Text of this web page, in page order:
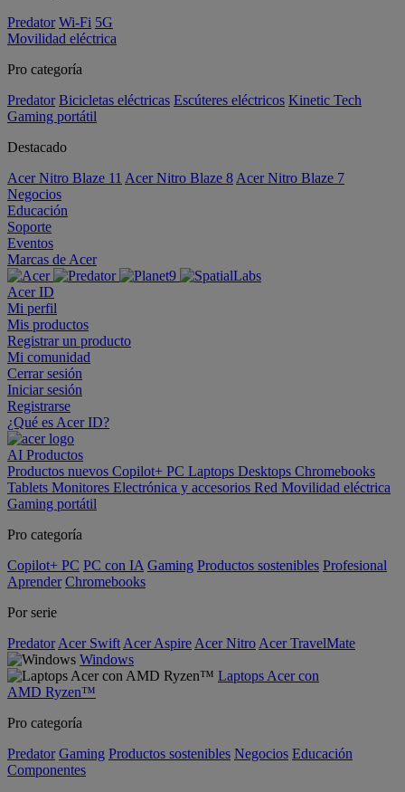
Predator Wi-Fi 5G
Movilidad eléctrica
Pro categoría
Predator Bicicletas eléctricas Escúteres eléctricos Kinetic Tech
Gaming portátil
Destacado
Acer Nitro Blaze 11 Acer Nitro Blaze 8 Acer Nitro Blaze 7
Negocios
Educación
Soporte
Eventos
Marcas de Acer
Acer ID
Mi perfil
Mis productos
Registrar un producto
Mi comunidad
Cerrar sesión
Iniciar sesión
Registrarse
¿Qué es Acer ID?
AI Productos
Productos nuevos Copilot+ PC Laptops Desktops Chromebooks
Tablets Monitores Electrónica y accesorios Red Movilidad eléctrica
Gaming portátil
Pro categoría
Copilot+ PC PC con IA Gaming Productos sostenibles Profesional
Aprender Chromebooks
Por serie
Predator Acer Swift Acer Aspire Acer Nitro Acer TravelMate
Windows
Laptops Acer con
AMD Ryzen™
Pro categoría
Predator Gaming Productos sostenibles Negocios Educación
Componentes